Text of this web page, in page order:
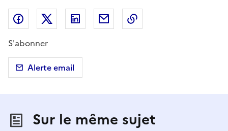
Partager sur Facebook
Partager sur X (anciennement Twitter)
Partager sur LinkedIn
Partager par email
S'abonner
Alerte email
Sur le même sujet